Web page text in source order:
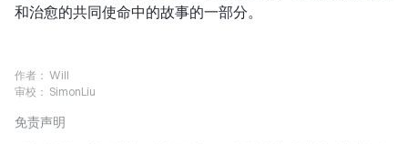
和治愈的共同使命中的故事的一部分。
作者： Will
审校： SimonLiu
免责声明